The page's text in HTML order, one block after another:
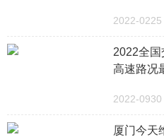
2022-0225
2022全国
高速路况
2022-0930
厦门今天